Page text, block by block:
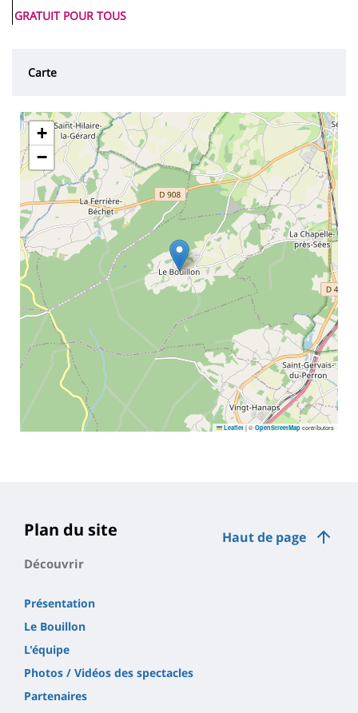
GRATUIT POUR TOUS
Carte
+
−
Leaflet |© OpenStreetMap contributors
Haut de page
Plan du site
Découvrir
Présentation
Le Bouillon
L'équipe
Photos / Vidéos des spectacles
Partenaires